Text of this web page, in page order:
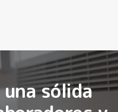
sólida